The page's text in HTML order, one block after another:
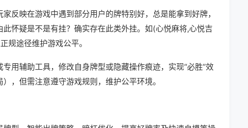
反映在游戏中遇到部分用户的牌特别好，总是能拿到好牌，
怀疑是不是有挂？确实存在此类外挂。如(心悦麻将,心悦吉
规途径维护游戏公平。
用辅助工具，修改自身牌型或隐藏操作痕迹，实现“必胜”效
，但需注意遵守游戏规则，维护公平环境。